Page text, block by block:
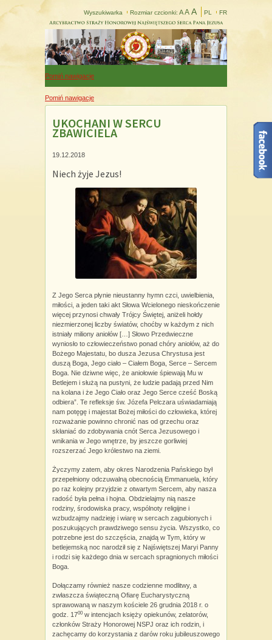
Wyszukiwarka Rozmiar czcionki: A A A PL FR
Pomiń nawigacje
Pomiń nawigacje
UKOCHANI W SERCU
ZBAWICIELA
19.12.2018
Niech żyje Jezus!
Z Jego Serca płynie nieustanny hymn czci, uwielbienia,
miłości, a jeden taki akt Słowa Wcielonego nieskończenie
więcej przynosi chwały Trójcy Świętej, aniżeli hołdy
niezmierzonej liczby światów, choćby w każdym z nich
istniały miliony aniołów […] Słowo Przedwieczne
wyniosło to człowieczeństwo ponad chóry aniołów, aż do
Bożego Majestatu, bo dusza Jezusa Chrystusa jest
duszą Boga, Jego ciało – Ciałem Boga, Serce – Sercem
Boga. Nie dziwne więc, że aniołowie śpiewają Mu w
Betlejem i służą na pustyni, że ludzie padają przed Nim
na kolana i że Jego Ciało oraz Jego Serce cześć Boską
odbiera”. Te refleksje św. Józefa Pelczara uświadamiają
nam potęgę i majestat Bożej miłości do człowieka, której
rozważanie powinno chronić nas od grzechu oraz
skłaniać do zdobywania cnót Serca Jezusowego i
wnikania w Jego wnętrze, by jeszcze gorliwiej
rozszerzać Jego królestwo na ziemi.
Życzymy zatem, aby okres Narodzenia Pańskiego był
przepełniony odczuwalną obecnością Emmanuela, który
po raz kolejny przyjdzie z otwartym Sercem, aby nasza
radość była pełna i hojna. Obdzielajmy nią nasze
rodziny, środowiska pracy, wspólnoty religijne i
wzbudzajmy nadzieję i wiarę w sercach zagubionych i
poszukujących prawdziwego sensu życia. Wszystko, co
potrzebne jest do szczęścia, znajdą w Tym, który w
betlejemską noc narodził się z Najświętszej Maryi Panny
i rodzi się każdego dnia w sercach spragnionych miłości
Boga.
Dołączamy również nasze codzienne modlitwy, a
zwłaszcza świąteczną Ofiarę Eucharystyczną
sprawowaną w naszym kościele 26 grudnia 2018 r. o
godz. 1700 w intencjach księży opiekunów, zelatorów,
członków Straży Honorowej NSPJ oraz ich rodzin, i
zachęcamy do korzystania z darów roku jubileuszowego